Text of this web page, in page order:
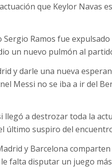
que Keylor Navas
Ramos fue
un nuevo pulmón al
y darle una nueva
Messi no se iba a ir del
a destrozar toda la
último suspiro del
y Barcelona
falta disputar un juego